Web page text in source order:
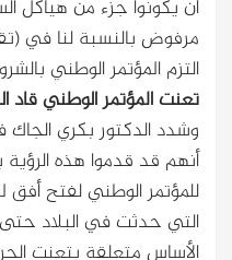
أن يكونوا جزء من هياكل
مرفوض بالنسبة لنا في
التزم المؤتمر الوطني
تعنت المؤتمر الوطني قاد
وشدد الدكتور بكري
أنهم قد قدموا هذه
للمؤتمر الوطني لفتح أفق
التي حدثت في البلاد